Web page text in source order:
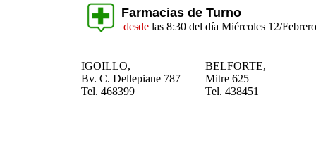
Farmacias de Turno
desde las 8:30 del día Miércoles 12/
IGOILLO,
Bv. C. Dellepiane 787
Tel. 468399
BELFORTE,
Mitre 625
Tel. 438451